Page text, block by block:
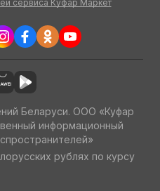
сервиса Куфар Маркет
Беларуси. ООО «Куфар
информационный
рублях по курсу